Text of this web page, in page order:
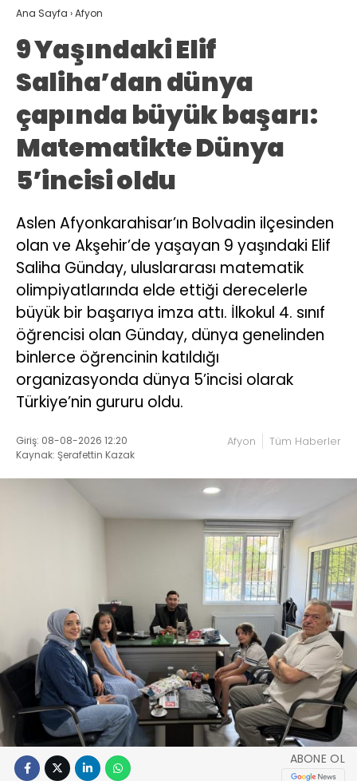
Ana Sayfa ›Afyon
9 Yaşındaki Elif
Saliha’dan dünya
çapında büyük başarı:
Matematikte Dünya
5’incisi oldu
Aslen Afyonkarahisar’ın Bolvadin ilçesinden
olan ve Akşehir’de yaşayan 9 yaşındaki Elif
Saliha Günday, uluslararası matematik
olimpiyatlarında elde ettiği derecelerle
büyük bir başarıya imza attı. İlkokul 4. sınıf
öğrencisi olan Günday, dünya genelinden
binlerce öğrencinin katıldığı
organizasyonda dünya 5’incisi olarak
Türkiye’nin gururu oldu.
Giriş: 08-08-2026 12:20
Kaynak: Şerafettin Kazak
Afyon Tüm Haberler
ABONE OL